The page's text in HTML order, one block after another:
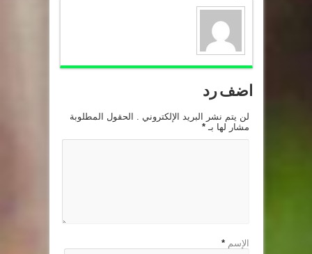
اضف رد
لن يتم نشر البريد الإلكتروني . الحقول المطلوبة
مشار لها بـ*
الإسم *